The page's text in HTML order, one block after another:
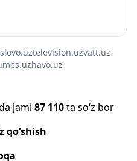
slovo.uztelevision.uzvatt.uz
havo.uz
jami 87 110ta so‘z bor
qo‘shish